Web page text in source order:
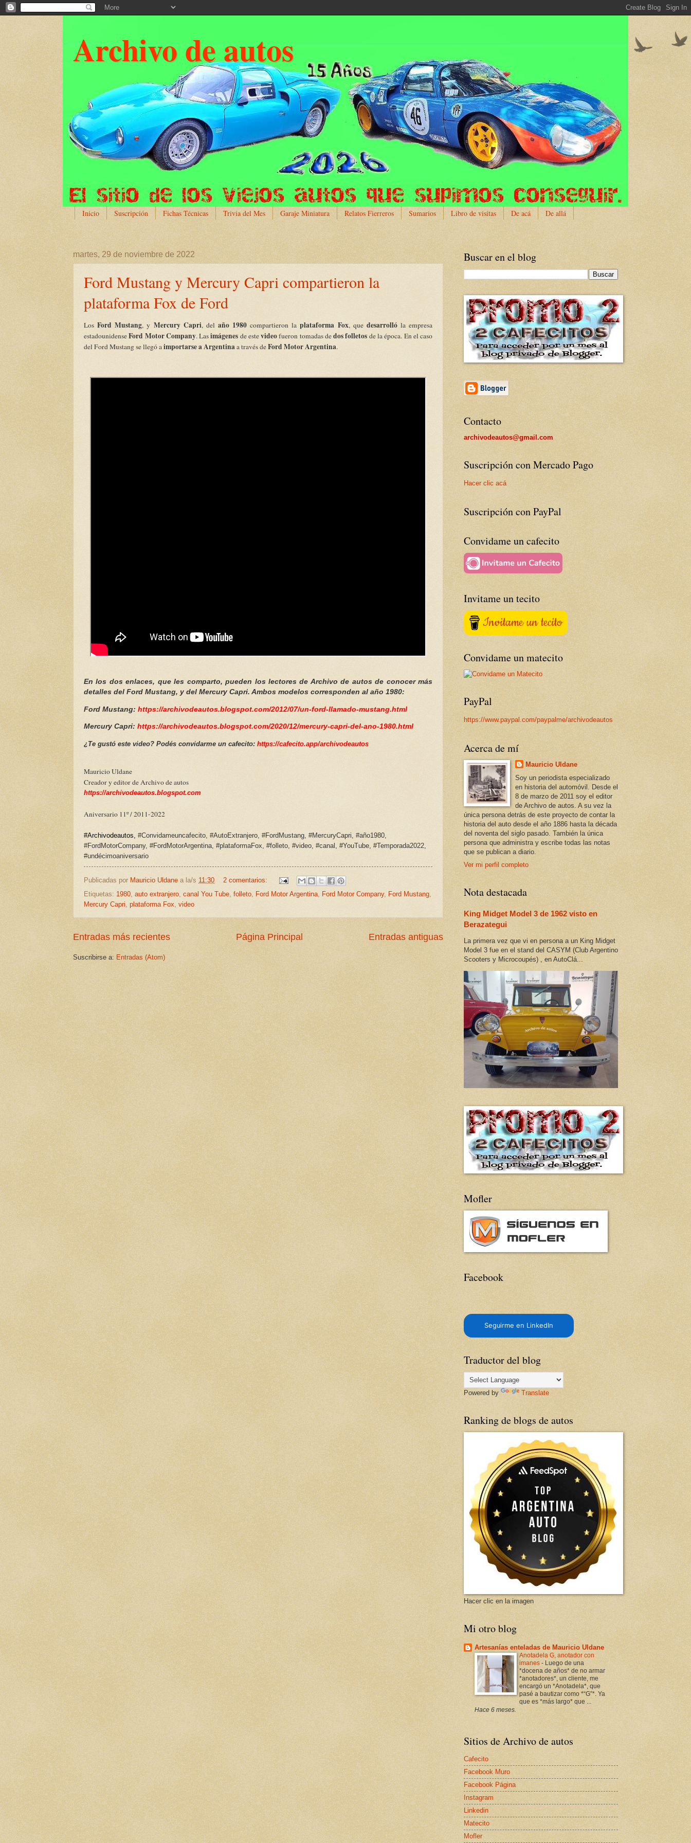
Archivo de autos
Inicio Suscripción Fichas Técnicas Trivia del Mes Garaje Miniatura Relatos Fierreros Sumarios Libro de visitas De acá De allá
martes, 29 de noviembre de 2022
Ford Mustang y Mercury Capri compartieron la
plataforma Fox de Ford
LosFord Mustang, y Mercury Capri, del año 1980 compartieron laplataforma Fox, que desarrollóla empresa
estadounidenseFord Motor Company. Lasimágenes de estevideofueron tomadas dedos folletos de la época. En el caso
del Ford Mustang se llegó a importarse a Argentinaa través deFord Motor Argentina.
En los dos enlaces, que les comparto, pueden los lectores de Archivo de autos de conocer más
detalles del Ford Mustang, y del Mercury Capri. Ambos modelos corresponden al año 1980:
Ford Mustang: https://archivodeautos.blogspot.com/2012/07/un-ford-llamado-mustang.html
Mercury Capri: https://archivodeautos.blogspot.com/2020/12/mercury-capri-del-ano-1980.html
¿Te gustó este video? Podés convidarme un cafecito: https://cafecito.app/archivodeautos
Mauricio Uldane
Creador y editor de Archivo de autos
https://archivodeautos.blogspot.com
Aniversario 11º / 2011-2022
#Archivodeautos, #Convidameuncafecito, #AutoExtranjero, #FordMustang, #MercuryCapri, #año1980,
#FordMotorCompany, #FordMotorArgentina, #plataformaFox, #folleto, #video, #canal, #YouTube, #Temporada2022,
#undécimoaniversario
Publicadas por Mauricio Uldane a la/s 11:30
2 comentarios:
Etiquetas: 1980 auto extranjero canal You Tube folleto Ford Motor Argentina Ford Motor Company, Ford Mustang
Mercury Capri plataforma Fox video
Entradas más recientes Entradas antiguas
Página Principal
Suscribirse a: Entradas (Atom)
Buscar en el blog
Contacto
archivodeautos@gmail.com
Suscripción con Mercado Pago
Hacer clic acá
Suscripción con PayPal
Convidame un cafecito
Invitame un tecito
Invitame un tecito
Convidame un matecito
PayPal
https://www.paypal.com/paypalme/archivodeautos
Acerca de mí
Mauricio Uldane
Soy un periodista especializado
en historia del automóvil. Desde el
8 de marzo de 2011 soy el editor
de Archivo de autos. A su vez la
única persona detrás de este proyecto de contar la
historia del auto desde el año 1886 hasta la década
del noventa del siglo pasado. También la única
persona que administra y escribe todas las notas
que se publican a diario.
Ver mi perfil completo
Nota destacada
King Midget Model 3 de 1962 visto en
Berazategui
La primera vez que vi en persona a un King Midget
Model 3 fue en el stand del CASYM (Club Argentino
Scooters y Microcoupés) , en AutoClá...
Mofler
Facebook
Seguirme en LinkedIn
Traductor del blog
Powered by Translate
Ranking de blogs de autos
Hacer clic en la imagen
Mi otro blog
Artesanías enteladas de Mauricio Uldane
Anotadela G, anotador con
imanes - Luego de una
*docena de años* de no armar
*anotadores*, un cliente, me
encargó un *Anotadela*, que
pasé a bautizar como *“G”*. Ya
que es *más largo* que ...
Hace 6 meses.
Sitios de Archivo de autos
Cafecito
Facebook Muro
Facebook Página
Instagram
Linkedin
Matecito
Mofler